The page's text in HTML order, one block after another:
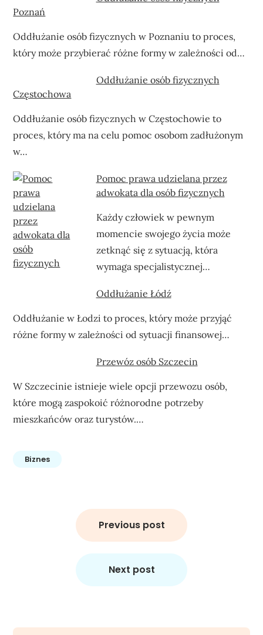
Poznań
Oddłużanie osób fizycznych w Poznaniu to proces,
który może przybierać różne formy w zależności od…
Oddłużanie osób fizycznych
Częstochowa
Oddłużanie osób fizycznych w Częstochowie to
proces, który ma na celu pomoc osobom zadłużonym
w…
Pomoc prawa udzielana przez
adwokata dla osób fizycznych
Każdy człowiek w pewnym
momencie swojego życia może
zetknąć się z sytuacją, która
wymaga specjalistycznej…
Oddłużanie Łódź
Oddłużanie w Łodzi to proces, który może przyjąć
różne formy w zależności od sytuacji finansowej…
Przewóz osób Szczecin
W Szczecinie istnieje wiele opcji przewozu osób,
które mogą zaspokoić różnorodne potrzeby
mieszkańców oraz turystów.…
Biznes
Previous post
Next post